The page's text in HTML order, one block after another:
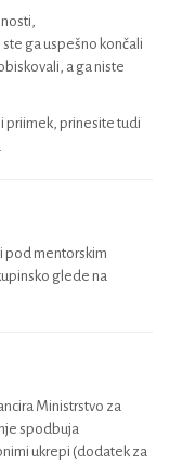
ga uspešno končali
a ga niste
priimek, prinesite tudi
pod mentorskim
glede na
Ministrstvo za
spodbuja
ukrepi (dodatek za